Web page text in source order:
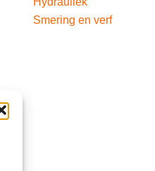
Smering en verf